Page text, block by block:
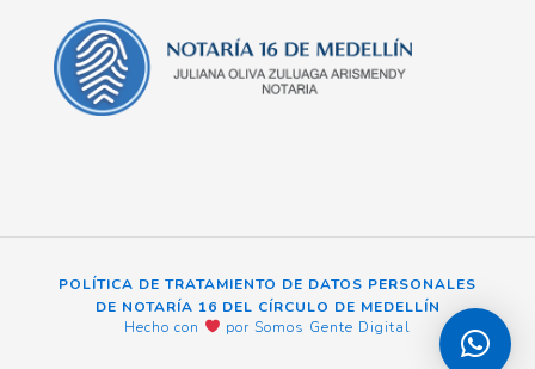
POLÍTICA DE TRATAMIENTO DE DATOS PERSONALES
DE NOTARÍA 16 DEL CÍRCULO DE MEDELLÍN
Hecho con
por Somos Gente Digital